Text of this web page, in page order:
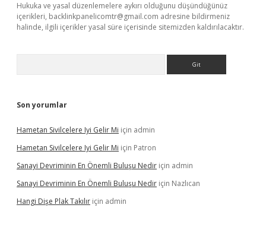
Hukuka ve yasal düzenlemelere aykırı olduğunu düşündüğünüz
içerikleri, backlinkpanelicomtr@gmail.com adresine bildirmeniz
halinde, ilgili içerikler yasal süre içerisinde sitemizden kaldırılacaktır.
Son yorumlar
Hametan Sivilcelere Iyi Gelir Mi için admin
Hametan Sivilcelere Iyi Gelir Mi için Patron
Sanayi Devriminin En Önemli Buluşu Nedir için admin
Sanayi Devriminin En Önemli Buluşu Nedir için Nazlıcan
Hangi Dişe Plak Takılır için admin